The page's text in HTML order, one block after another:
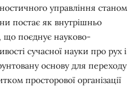
управління станом
постає як внутрішньо
що поєднує науково-
сучасної науки про рух і
основу для переходу
просторової організації